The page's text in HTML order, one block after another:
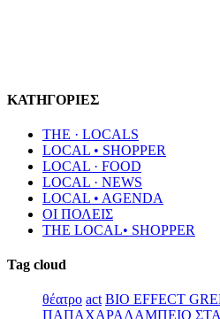
ΚΑΤΗΓΟΡΙΕΣ
THE · LOCALS
LOCAL • SHOPPER
LOCAL · FOOD
LOCAL · NEWS
LOCAL • AGENDA
ΟΙ ΠΟΛΕΙΣ
THE LOCAL• SHOPPER
Tag cloud
θέατρο act BIO EFFECT
ΠΑΠΑΧΑΡΑΛΑΜΠΕΙΟ